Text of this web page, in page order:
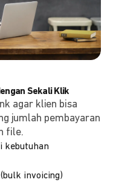
Sekali Klik
agar klien bisa
jumlah pembayaran
file.
kebutuhan
invoicing)